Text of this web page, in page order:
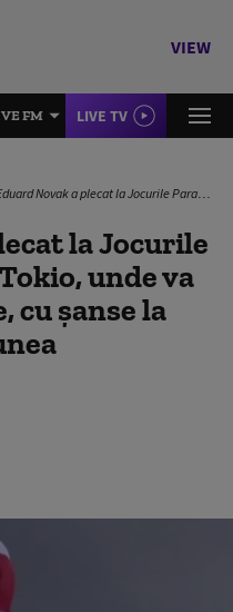
VIEW
FM LIVE TV
Novak a plecat la Jocurile Paralimpice de la Tokio, unde va concura la 4 probe, cu șanse la medalie. Promisiunea ministrului
la Jocurile
unde va
cu șanse la